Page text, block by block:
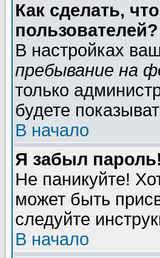
Как сделать,
пользователей?
В настройках
пребывание на
только
будете
В начало
Я забыл пароль!
Не паникуйте!
может быть
следуйте
В начало